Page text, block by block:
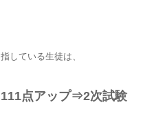
している生徒は、
111点アップ⇒2次試験